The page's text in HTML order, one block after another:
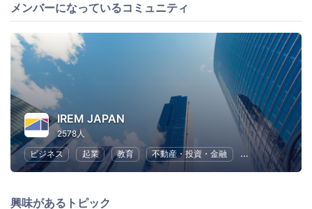
メンバーになっているコミュニティ
IREM JAPAN
2578人
ビジネス
起業 教育 不動産・投資・金融 ビジネス戦略
興味があるトピック